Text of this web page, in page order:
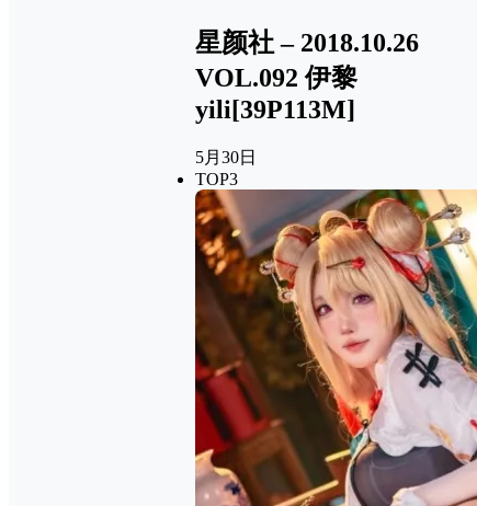
星颜社 – 2018.10.26
VOL.092 伊黎
yili[39P113M]
5月30日
TOP3